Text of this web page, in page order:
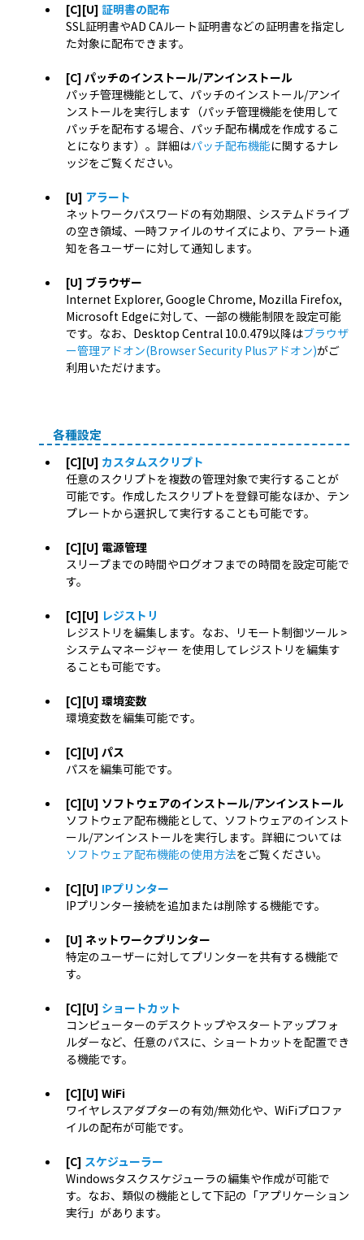
[C][U] 証明書の配布
SSL証明書やAD CAルート証明書などの証明書を指定し
た対象に配布できます。
[C] パッチのインストール/アンインストール
パッチ管理機能として、パッチのインストール/アンイ
ンストールを実行します（パッチ管理機能を使用して
パッチを配布する場合、パッチ配布構成を作成するこ
とになります）。詳細はパッチ配布機能に関するナレ
ッジをご覧ください。
[U] アラート
ネットワークパスワードの有効期限、システムドライブ
の空き領域、一時ファイルのサイズにより、アラート通
知を各ユーザーに対して通知します。
[U] ブラウザー
Internet Explorer, Google Chrome, Mozilla Firefox,
Microsoft Edgeに対して、一部の機能制限を設定可能
です。なお、Desktop Central 10.0.479以降はブラウザ
ー管理アドオン(Browser Security Plusアドオン)がご
利用いただけます。
各種設定
[C][U] カスタムスクリプト
任意のスクリプトを複数の管理対象で実行することが
可能です。作成したスクリプトを登録可能なほか、テン
プレートから選択して実行することも可能です。
[C][U] 電源管理
スリープまでの時間やログオフまでの時間を設定可能で
す。
[C][U] レジストリ
レジストリを編集します。なお、リモート制御ツール >
システムマネージャー を使用してレジストリを編集す
ることも可能です。
[C][U] 環境変数
環境変数を編集可能です。
[C][U] パス
パスを編集可能です。
[C][U] ソフトウェアのインストール/アンインストール
ソフトウェア配布機能として、ソフトウェアのインスト
ール/アンインストールを実行します。詳細については
ソフトウェア配布機能の使用方法をご覧ください。
[C][U] IPプリンター
IPプリンター接続を追加または削除する機能です。
[U] ネットワークプリンター
特定のユーザーに対してプリンタ―を共有する機能で
す。
[C][U] ショートカット
コンピューターのデスクトップやスタートアップフォ
ルダーなど、任意のパスに、ショートカットを配置でき
る機能です。
[C][U] WiFi
ワイヤレスアダプターの有効/無効化や、WiFiプロファ
イルの配布が可能です。
[C] スケジューラー
Windowsタスクスケジューラの編集や作成が可能で
す。なお、類似の機能として下記の「アプリケーション
実行」があります。